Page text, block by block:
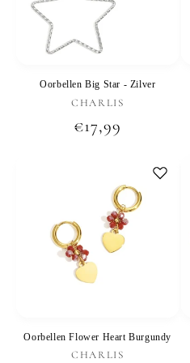
Oorbellen Big Star - Zilver
Verkoper:
CHARLIS
Normale
€17,99
Oorbellen Flower Heart Burgundy
Verkoper:
CHARLIS